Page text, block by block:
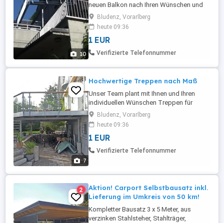
10
neuen Balkon nach Ihren Wünschen und
den örtlichen Gegebenheiten. Ob
Edelstahl, Aluminium oder verzinktem
Stahl, bzw. integriert mit Glas- oder
Holzelementen, bieten wir viele optische
Möglichkeiten für Ihre Terrasse oder
Bludenz, Vorarlberg
heute 09:36
1 EUR
Verifizierte Telefonnummer
7
Hochwertige Treppen nach Maß
Unser Team plant mit Ihnen und Ihren
individuellen Wünschen Treppen für
unterschiedliche Einsatzbereiche: Außen-
und Innentreppen, Wendel- und
Spindeltreppen, Geradläufige- und
Podesttreppen, Bolzen- und Freitragende
Treppen, Industrietreppen. Ob Edelstahl,
Bludenz, Vorarlberg
heute 09:36
1 EUR
Verifizierte Telefonnummer
2
Aktion! Carport Selbstbausatz inkl.
Lieferung im Umkreis von 50 km!
Kompletter Bausatz 3 x 5 Meter, aus
verzinken Stahlsteher, Stahlträger,